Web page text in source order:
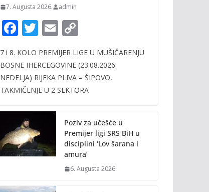
7. Augusta 2026. admin
F
e
b
o
o
k
T
itt
er
E
ai
l
p
y
Li
k
7 i 8. KOLO PREMIJER LIGE U MUŠIČARENJU
BOSNE IHERCEGOVINE (23.08.2026.
NEDELJA) RIJEKA PLIVA – ŠIPOVO,
TAKMIČENJE U 2 SEKTORA
Poziv za učešće u
Premijer ligi SRS BiH u
disciplini ‘Lov šarana i
amura’
6. Augusta 2026.